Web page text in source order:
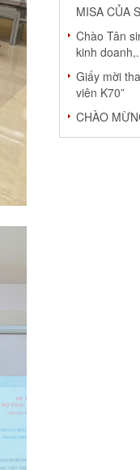
MISA CỦA
Chào Tân
kinh
Giấy mời
viên K70”
CHÀO